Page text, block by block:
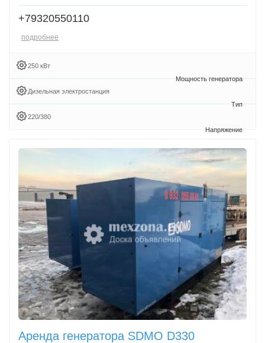
+79320550110
подробнее
250 кВт
Дизельная электростанция
220/380
Аренда генератора SDMO D330